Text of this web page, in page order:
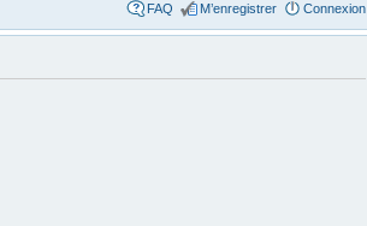
FAQ M’enregistrer Connexion